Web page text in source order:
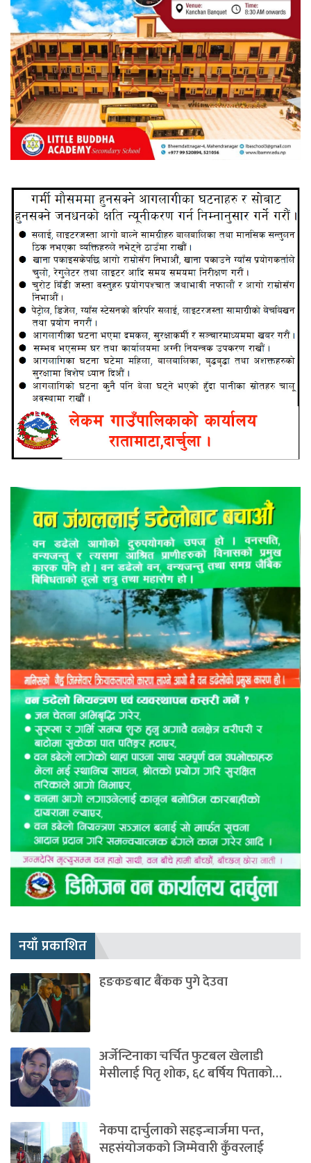
नयाँ प्रकाशित
हङकङबाट बैंकक पुगे देउवा
अर्जेन्टिनाका चर्चित फुटबल खेलाडी
मेसीलाई पितृ शोक, ६८ बर्षिय पिताको…
नेकपा दार्चुलाको सहइन्चार्जमा पन्त,
सहसंयोजकको जिम्मेवारी कुँवरलाई